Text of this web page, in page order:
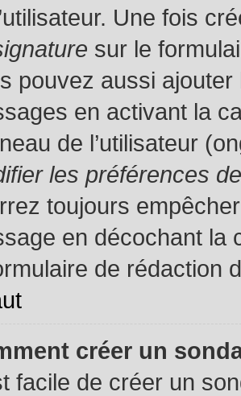
Une fois
sur le
pouvez aussi
en activant la
de l’utilisateur
les préférences
toujours
en décochant la
de rédaction
créer un
facile de créer un